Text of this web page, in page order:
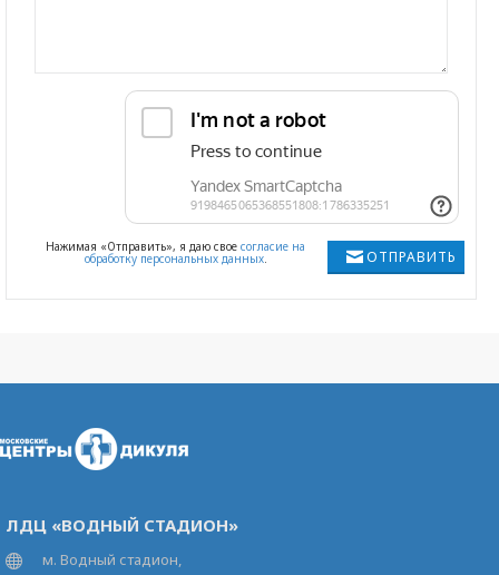
ОТПРАВИТЬ
Нажимая «Отправить», я даю свое согласие на
обработку персональных данных.
ЛДЦ «ВОДНЫЙ СТАДИОН»
м. Водный стадион,